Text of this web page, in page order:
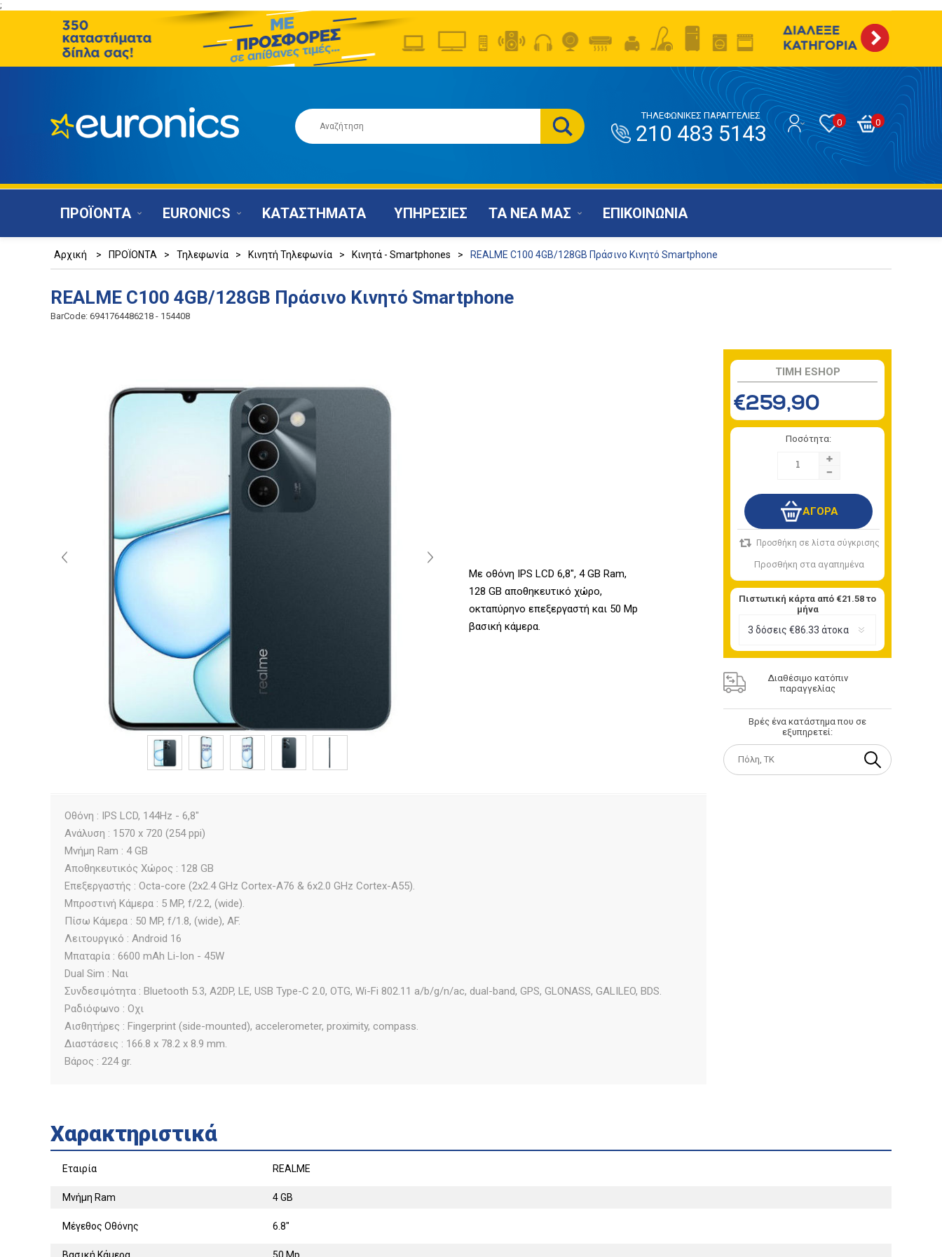
;
0
0
ΤΗΛΕΦΩΝΙΚΕΣ ΠΑΡΑΓΓΕΛΙΕΣ
210 483 5143
ΠΡΟΪΟΝΤΑ EURONICS ΚΑΤΑΣΤΗΜΑΤΑ ΥΠΗΡΕΣΙΕΣ ΤΑ ΝΕΑ ΜΑΣ ΕΠΙΚΟΙΝΩΝΙΑ
Αρχική > ΠΡΟΪΟΝΤΑ > Τηλεφωνία > Κινητή Τηλεφωνία > Κινητά - Smartphones > REALME C100 4GB/128GB Πράσινο Κινητό Smartphone
REALME C100 4GB/128GB Πράσινο Κινητό Smartphone
BarCode: 6941764486218 - 154408
Με οθόνη IPS LCD 6,8", 4 GB Ram,
128 GB αποθηκευτικό χώρο,
οκταπύρηνο επεξεργαστή και 50 Mp
βασική κάμερα.
Οθόνη : IPS LCD, 144Hz - 6,8"
Ανάλυση : 1570 x 720 (254 ppi)
Μνήμη Ram : 4 GB
Αποθηκευτικός Χώρος : 128 GB
Επεξεργαστής : Octa-core (2x2.4 GHz Cortex-A76 & 6x2.0 GHz Cortex-A55).
Μπροστινή Κάμερα : 5 MP, f/2.2, (wide).
Πίσω Κάμερα : 50 MP, f/1.8, (wide), AF.
Λειτουργικό : Android 16
Μπαταρία : 6600 mAh Li-Ion - 45W
Dual Sim : Ναι
Συνδεσιμότητα : Bluetooth 5.3, A2DP, LE, USB Type-C 2.0, OTG, Wi-Fi 802.11 a/b/g/n/ac, dual-band, GPS, GLONASS, GALILEO, BDS.
Ραδιόφωνο : Οχι
Αισθητήρες : Fingerprint (side-mounted), accelerometer, proximity, compass.
Διαστάσεις : 166.8 x 78.2 x 8.9 mm.
Βάρος : 224 gr.
TIMH ESHOP
€259,90
Ποσότητα:
+
-
Πιστωτική κάρτα από €21.58 το
μήνα
Διαθέσιμο κατόπιν
παραγγελίας
Βρές ένα κατάστημα που σε
εξυπηρετεί:
Χαρακτηριστικά
Εταιρία REALME
Μνήμη Ram 4 GB
Μέγεθος Οθόνης 6.8"
Βασική Κάμερα 50 Mp